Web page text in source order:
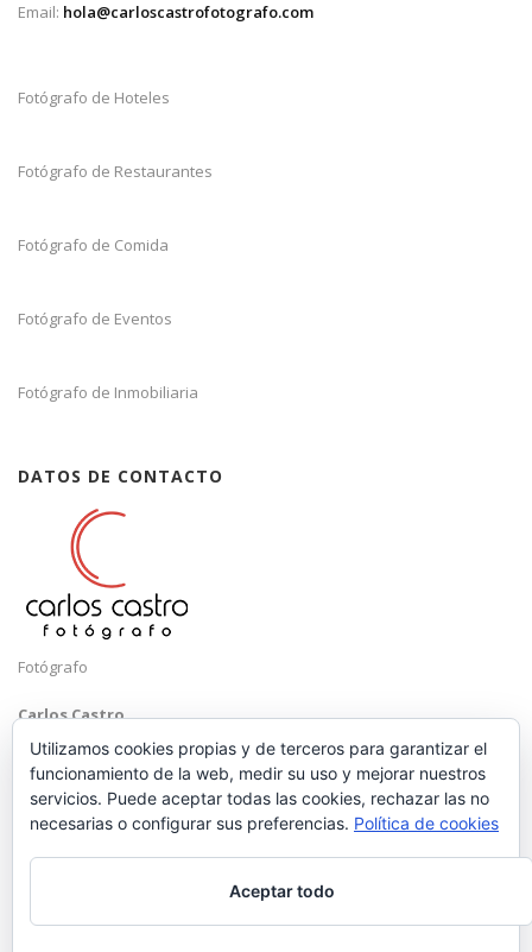
Email: hola@carloscastrofotografo.com
Fotógrafo de Hoteles
Fotógrafo de Restaurantes
Fotógrafo de Comida
Fotógrafo de Eventos
Fotógrafo de Inmobiliaria
DATOS DE CONTACTO
Fotógrafo
Carlos Castro
Málaga
Mobile: +34 652 83 71 98
hola@carloscastrofotografo.com
Utilizamos cookies propias y de terceros para garantizar el
funcionamiento de la web, medir su uso y mejorar nuestros
servicios. Puede aceptar todas las cookies, rechazar las no
necesarias o configurar sus preferencias. Política de cookies
Aceptar todo